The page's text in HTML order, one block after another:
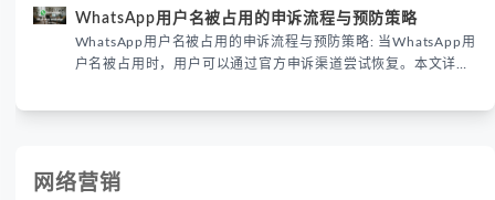
保护已成为全球数字沟通的首要考量。
WhatsApp用户名被占用的申诉流程与预防策略
WhatsApp用户名被占用的申诉流程与预防策略: 当WhatsApp用
户名被占用时，用户可以通过官方申诉渠道尝试恢复。本文详细
WhatsApp账号安全。
网络营销